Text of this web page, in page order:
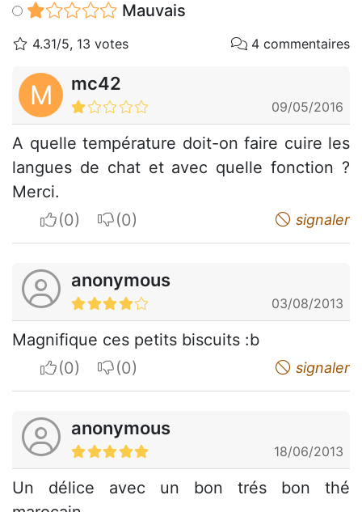
Mauvais
4.31/5, 13 votes 4 commentaires
M mc42
09/05/2016
A quelle température doit-on faire cuire les
langues de chat et avec quelle fonction ?
Merci.
I apreciateI do not appreciate signaler
anonymous
03/08/2013
Magnifique ces petits biscuits :b
I apreciateI do not appreciate signaler
anonymous
18/06/2013
Un délice avec un bon trés bon thé